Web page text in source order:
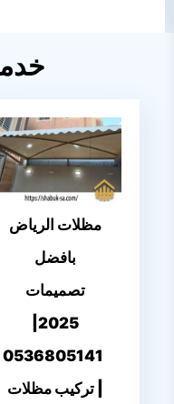
مظلات الرياض
بافضل
تصميمات
2025|
0536805141
| تركيب مظلات